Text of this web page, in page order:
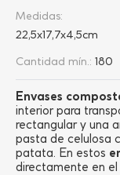
Envases
interior para
rectangular y una
pasta de celulosa
patata. En estos
directamente en el
Medidas:
22,5x17,7x4,5cm
Cantidad mín.: 180